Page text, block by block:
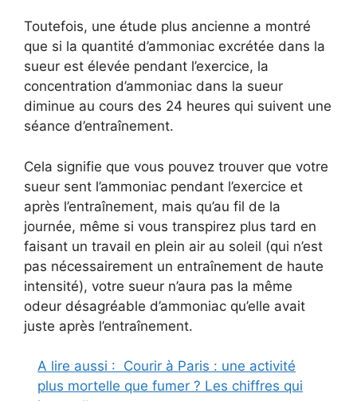
Toutefois, une étude plus ancienne a montré
que si la quantité d’ammoniac excrétée dans la
sueur est élevée pendant l’exercice, la
concentration d’ammoniac dans la sueur
diminue au cours des 24 heures qui suivent une
séance d’entraînement.
Cela signifie que vous pouvez trouver que votre
sueur sent l’ammoniac pendant l’exercice et
après l’entraînement, mais qu’au fil de la
journée, même si vous transpirez plus tard en
faisant un travail en plein air au soleil (qui n’est
pas nécessairement un entraînement de haute
intensité), votre sueur n’aura pas la même
odeur désagréable d’ammoniac qu’elle avait
juste après l’entraînement.
A lire aussi : Courir à Paris : une activité
plus mortelle que fumer ? Les chiffres qui